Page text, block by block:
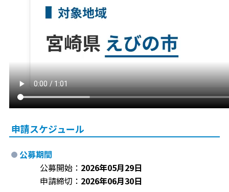
申請スケジュール
公募期間
公募開始： 2026年05月29日
申請締切： 2026年06月30日